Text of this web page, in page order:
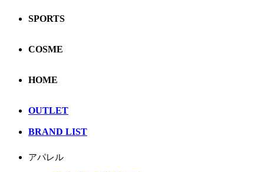
SPORTS
COSME
HOME
OUTLET
BRAND LIST
アパレル